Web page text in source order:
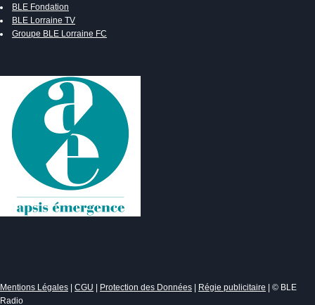
BLE Fondation
BLE Lorraine TV
Groupe BLE Lorraine FC
Mentions Légales CGU Protection des Données Régie publicitaire | © BLE
Radio